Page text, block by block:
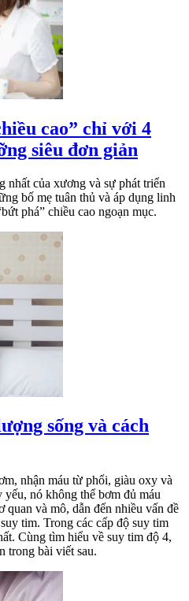
cao” chỉ với 4
siêu đơn giản
nhất của xương và sự phát triển
bố mẹ tuân thủ và áp dụng linh
phá” chiều cao ngoạn mục.
sống và cách
nhận máu từ phổi, giàu oxy và
nó không thể bơm đủ máu
quan và mô, dẫn đến nhiều vấn đề
tim. Trong các cấp độ suy tim
Cùng tìm hiểu về suy tim độ 4,
trong bài viết sau.